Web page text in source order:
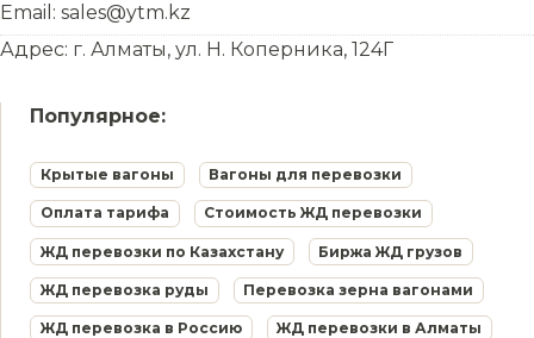
Email: sales@ytm.kz
Адрес: г. Алматы, ул. Н. Коперника, 124Г
Популярное:
Крытые вагоны Вагоны для перевозки
Оплата тарифа Стоимость ЖД перевозки
ЖД перевозки по Казахстану Биржа ЖД грузов
ЖД перевозка руды Перевозка зерна вагонами
ЖД перевозка в Россию ЖД перевозки в Алматы